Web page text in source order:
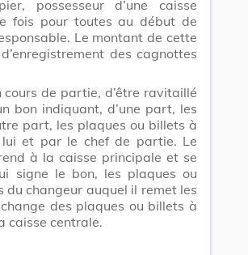
possesseur d’une caisse
fois pour toutes au début de
Le montant de cette
des cagnottes
cours de partie, d’être ravitaillé
bon indiquant, d’une part, les
part, les plaques ou billets à
et par le chef de partie. Le
à la caisse principale et se
signe le bon, les plaques ou
du changeur auquel il remet les
des plaques ou billets à
caisse centrale.